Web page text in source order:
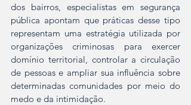
dos bairros, especialistas em segurança
pública apontam que práticas desse tipo
representam uma estratégia utilizada por
organizações criminosas para exercer
domínio territorial, controlar a circulação
de pessoas e ampliar sua influência sobre
determinadas comunidades por meio do
medo e da intimidação.